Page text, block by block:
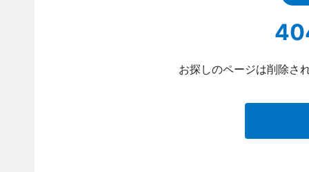
お探しのページは削除さ